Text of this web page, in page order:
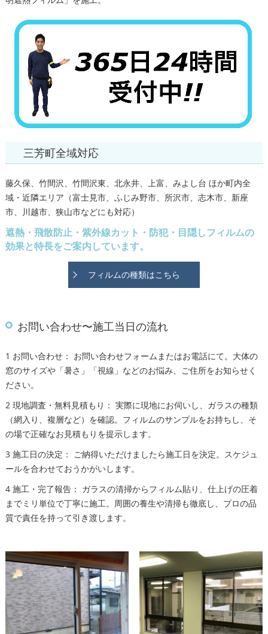
三芳町全域対応
藤久保、竹間沢、竹間沢東、北永井、上富、みよし台 ほか町内全
域・近隣エリア（富士見市、ふじみ野市、所沢市、志木市、新座
市、川越市、狭山市などにも対応）
遮熱・飛散防止・紫外線カット・防犯・目隠しフィルムの
効果と特長をご案内しています。
フィルムの種類はこちら
お問い合わせ〜施工当日の流れ
1 お問い合わせ： お問い合わせフォームまたはお電話にて。大体の
窓のサイズや「暑さ」「視線」などのお悩み、ご住所をお知らせく
ださい。
2 現地調査・無料見積もり： 実際に現地にお伺いし、ガラスの種類
（網入り、複層など）を確認。フィルムのサンプルをお持ちし、そ
の場で正確なお見積もりを提示します。
3 施工日の決定： ご納得いただけましたら施工日を決定。スケジュ
ールを合わせておうかがいします。
4 施工・完了報告： ガラスの清掃からフィルム貼り、仕上げの圧着
までミリ単位で丁寧に施工。周囲の養生や清掃も徹底し、プロの品
質で責任を持って引き渡します。